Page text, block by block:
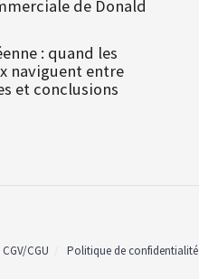
de Donald
: quand les
naviguent entre
et conclusions
CGV/CGU Politique de confidentialité